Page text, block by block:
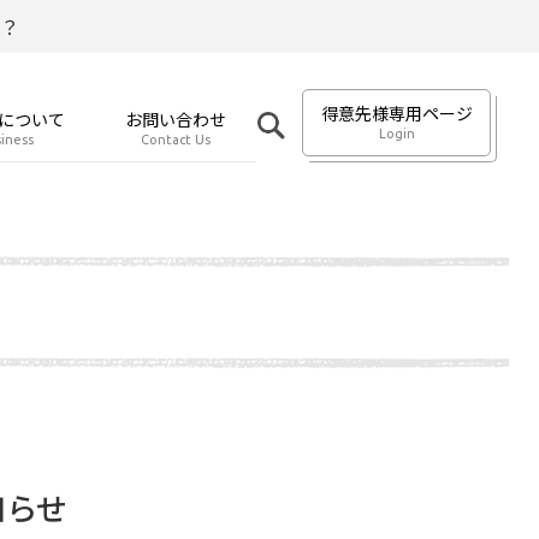
ついて お問い合わせ
Contact Us
得意先様専用ページ
Login
せ